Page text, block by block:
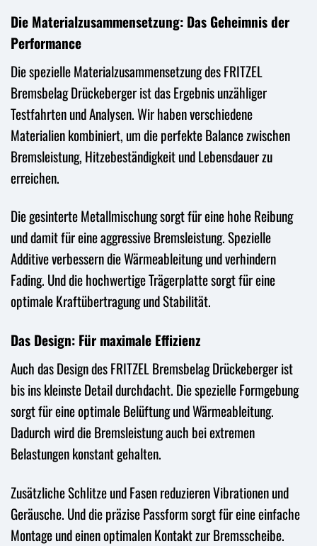
Die Materialzusammensetzung: Das Geheimnis der
Performance
Die spezielle Materialzusammensetzung des FRITZEL
Bremsbelag Drückeberger ist das Ergebnis unzähliger
Testfahrten und Analysen. Wir haben verschiedene
Materialien kombiniert, um die perfekte Balance zwischen
Bremsleistung, Hitzebeständigkeit und Lebensdauer zu
erreichen.
Die gesinterte Metallmischung sorgt für eine hohe Reibung
und damit für eine aggressive Bremsleistung. Spezielle
Additive verbessern die Wärmeableitung und verhindern
Fading. Und die hochwertige Trägerplatte sorgt für eine
optimale Kraftübertragung und Stabilität.
Das Design: Für maximale Effizienz
Auch das Design des FRITZEL Bremsbelag Drückeberger ist
bis ins kleinste Detail durchdacht. Die spezielle Formgebung
sorgt für eine optimale Belüftung und Wärmeableitung.
Dadurch wird die Bremsleistung auch bei extremen
Belastungen konstant gehalten.
Zusätzliche Schlitze und Fasen reduzieren Vibrationen und
Geräusche. Und die präzise Passform sorgt für eine einfache
Montage und einen optimalen Kontakt zur Bremsscheibe.